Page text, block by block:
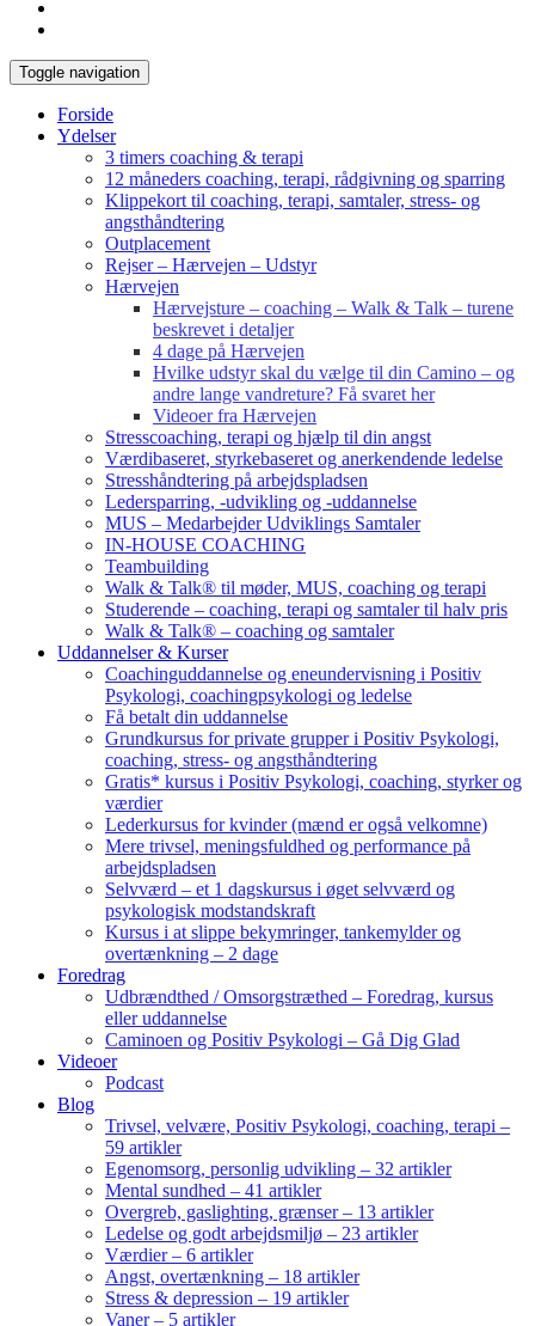
Toggle navigation
Forside
Ydelser
3 timers coaching & terapi
12 måneders coaching, terapi, rådgivning og sparring
Klippekort til coaching, terapi, samtaler, stress- og
angsthåndtering
Outplacement
Rejser – Hærvejen – Udstyr
Hærvejen
Hærvejsture – coaching – Walk & Talk – turene
beskrevet i detaljer
4 dage på Hærvejen
Hvilke udstyr skal du vælge til din Camino – og
andre lange vandreture? Få svaret her
Videoer fra Hærvejen
Stresscoaching, terapi og hjælp til din angst
Værdibaseret, styrkebaseret og anerkendende ledelse
Stresshåndtering på arbejdspladsen
Ledersparring, -udvikling og -uddannelse
MUS – Medarbejder Udviklings Samtaler
IN-HOUSE COACHING
Teambuilding
Walk & Talk® til møder, MUS, coaching og terapi
Studerende – coaching, terapi og samtaler til halv pris
Walk & Talk® – coaching og samtaler
Uddannelser & Kurser
Coachinguddannelse og eneundervisning i Positiv
Psykologi, coachingpsykologi og ledelse
Få betalt din uddannelse
Grundkursus for private grupper i Positiv Psykologi,
coaching, stress- og angsthåndtering
Gratis* kursus i Positiv Psykologi, coaching, styrker og
værdier
Lederkursus for kvinder (mænd er også velkomne)
Mere trivsel, meningsfuldhed og performance på
arbejdspladsen
Selvværd – et 1 dagskursus i øget selvværd og
psykologisk modstandskraft
Kursus i at slippe bekymringer, tankemylder og
overtænkning – 2 dage
Foredrag
Udbrændthed / Omsorgstræthed – Foredrag, kursus
eller uddannelse
Caminoen og Positiv Psykologi – Gå Dig Glad
Videoer
Podcast
Blog
Trivsel, velvære, Positiv Psykologi, coaching, terapi –
59 artikler
Egenomsorg, personlig udvikling – 32 artikler
Mental sundhed – 41 artikler
Overgreb, gaslighting, grænser – 13 artikler
Ledelse og godt arbejdsmiljø – 23 artikler
Værdier – 6 artikler
Angst, overtænkning – 18 artikler
Stress & depression – 19 artikler
Vaner – 5 artikler